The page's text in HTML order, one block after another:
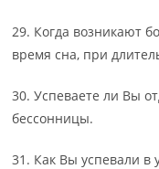
29. Когда возникают
время сна, при
30. Успеваете ли Вы
бессонницы.
31. Как Вы успевали в